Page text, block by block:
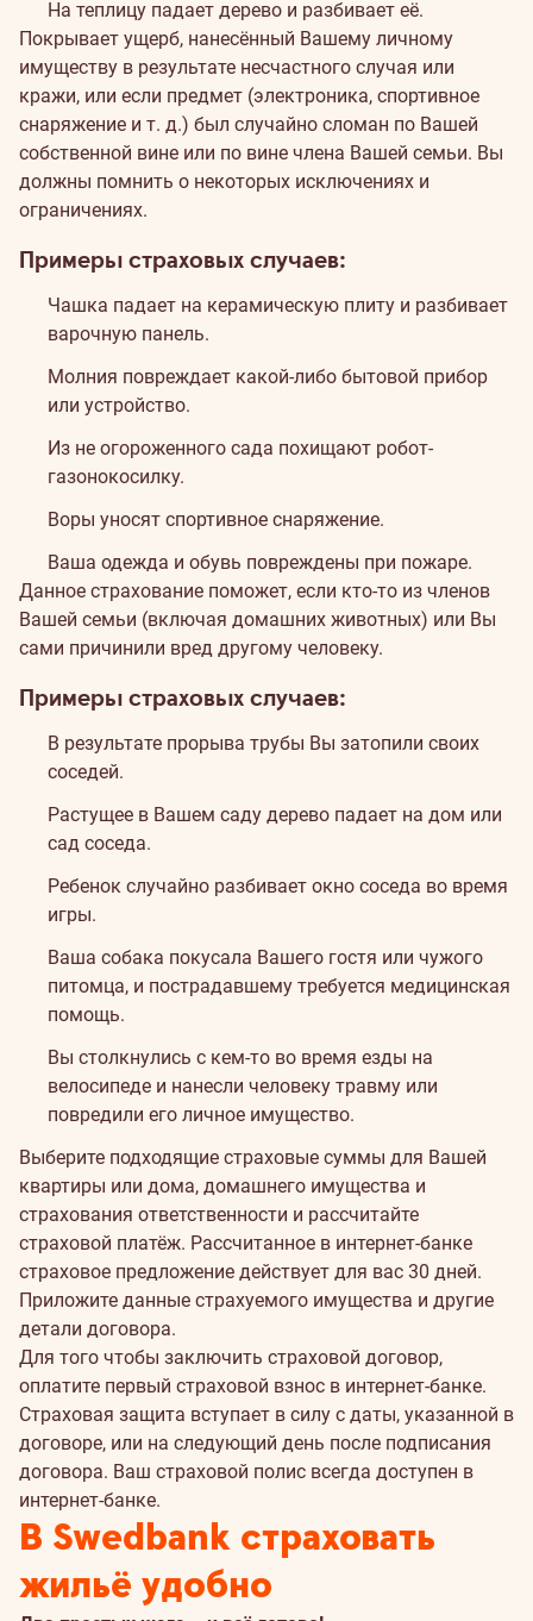
На теплицу падает дерево и разбивает её.
Покрывает ущерб, нанесённый Вашему личному
имуществу в результате несчастного случая или
кражи, или если предмет (электроника, спортивное
снаряжение и т. д.) был случайно сломан по Вашей
собственной вине или по вине члена Вашей семьи. Вы
должны помнить о некоторых исключениях и
ограничениях.
Примеры страховых случаев:
Чашка падает на керамическую плиту и разбивает
варочную панель.
Молния повреждает какой-либо бытовой прибор
или устройство.
Из не огороженного сада похищают робот-
газонокосилку.
Воры уносят спортивное снаряжение.
Ваша одежда и обувь повреждены при пожаре.
Данное страхование поможет, если кто-то из членов
Вашей семьи (включая домашних животных) или Вы
сами причинили вред другому человеку.
Примеры страховых случаев:
В результате прорыва трубы Вы затопили своих
соседей.
Растущее в Вашем саду дерево падает на дом или
сад соседа.
Ребенок случайно разбивает окно соседа во время
игры.
Ваша собака покусала Вашего гостя или чужого
питомца, и пострадавшему требуется медицинская
помощь.
Вы столкнулись с кем-то во время езды на
велосипеде и нанесли человеку травму или
повредили его личное имущество.
Как
оформить
страхование?
Выберите подходящие страховые суммы для Вашей
квартиры или дома, домашнего имущества и
страхования ответственности и рассчитайте
страховой платёж. Рассчитанное в интернет-банке
страховое предложение действует для вас 30 дней.
Приложите данные страхуемого имущества и другие
детали договора.
Для того чтобы заключить страховой договор,
оплатите первый страховой взнос в интернет-банке.
Страховая защита вступает в силу с даты, указанной в
договоре, или на следующий день после подписания
договора. Ваш страховой полис всегда доступен в
интернет-банке.
В Swedbank страховать
жильё удобно